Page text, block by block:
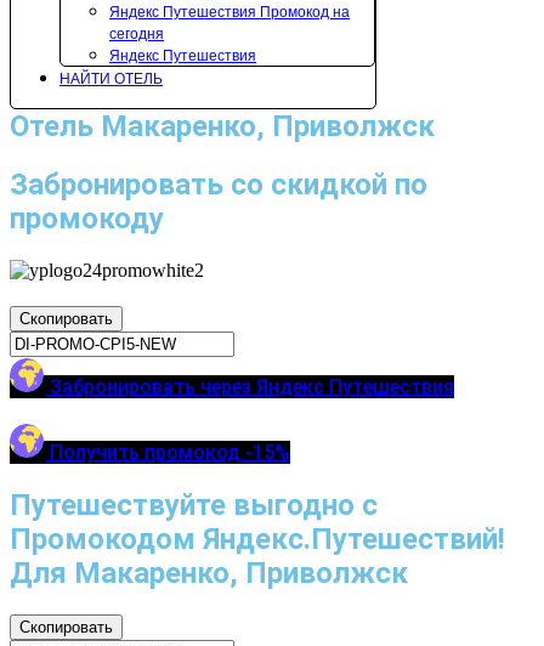
Яндекс Путешествия Промокод на
сегодня
Яндекс Путешествия
НАЙТИ ОТЕЛЬ
Отель Макаренко, Приволжск
Забронировать со скидкой по
промокоду
Скопировать
Забронировать через Яндекс Путешествия
Получить промокод -15%
Путешествуйте выгодно с
Промокодом Яндекс.Путешествий!
Для Макаренко, Приволжск
Скопировать